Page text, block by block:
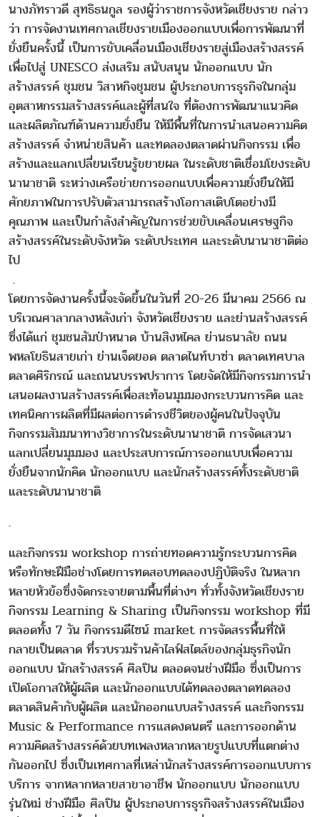
นางภัทราวดี สุทธิธนกูล รองผู้ว่าราชการจังหวัดเชียงราย กล่าว
ว่า การจัดงานเทศกาลเชียงรายเมืองออกแบบเพื่อการพัฒนาที่
ยั่งยืนครั้งนี้ เป็นการขับเคลื่อนเมืองเชียงรายสู่เมืองสร้างสรรค์
เพื่อไปสู่ UNESCO ส่งเสริม สนับสนุน นักออกแบบ นัก
สร้างสรรค์ ชุมชน วิสาหกิจชุมชน ผู้ประกอบการธุรกิจในกลุ่ม
อุตสาหกรรมสร้างสรรค์และผู้ที่สนใจ ที่ต้องการพัฒนาแนวคิด
และผลิตภัณฑ์ด้านความยั่งยืน ให้มีพื้นที่ในการนำเสนอความคิด
สร้างสรรค์ จำหน่ายสินค้า และทดลองตลาดผ่านกิจกรรม เพื่อ
สร้างและแลกเปลี่ยนเรียนรู้ขยายผล ในระดับชาติเชื่อมโยงระดับ
นานาชาติ ระหว่างเครือข่ายการออกแบบเพื่อความยั่งยืนให้มี
ศักยภาพในการปรับตัวสามารถสร้างโอกาสเติบโตอย่างมี
คุณภาพ และเป็นกำลังสำคัญในการช่วยขับเคลื่อนเศรษฐกิจ
สร้างสรรค์ในระดับจังหวัด ระดับประเทศ และระดับนานาชาติต่อ
ไป
.
โดยการจัดงานครั้งนี้จะจัดขึ้นในวันที่ 20-26 มีนาคม 2566 ณ
บริเวณศาลากลางหลังเก่า จังหวัดเชียงราย และย่านสร้างสรรค์
ซึ่งได้แก่ ชุมชนสัมป่าหนาด บ้านสิงหไคล ย่านธนาลัย ถนน
พหลโยธินสายเก่า ย่านเจ็ดยอด ตลาดไนท์บาซ่า ตลาดเทศบาล
ตลาดศิริกรณ์ และถนนบรรพปราการ โดยจัดให้มีกิจกรรมการนำ
เสนอผลงานสร้างสรรค์เพื่อสะท้อนมุมมองกระบวนการคิด และ
เทคนิคการผลิตที่มีผลต่อการดำรงชีวิตของผู้คนในปัจจุบัน
กิจกรรมสัมมนาทางวิชาการในระดับนานาชาติ การจัดเสวนา
แลกเปลี่ยนมุมมอง และประสบการณ์การออกแบบเพื่อความ
ยั่งยืนจากนักคิด นักออกแบบ และนักสร้างสรรค์ทั้งระดับชาติ
และระดับนานาชาติ
.
และกิจกรรม workshop การถ่ายทอดความรู้กระบวนการคิด
หรือทักษะฝีมือช่างโดยการทดสอบทดลองปฏิบัติจริง ในหลาก
หลายหัวข้อซึ่งจัดกระจายตามพื้นที่ต่างๆ ทั่วทั้งจังหวัดเชียงราย
กิจกรรม Learning & Sharing เป็นกิจกรรม workshop ที่มี
ตลอดทั้ง 7 วัน กิจกรรมดีไซน์ market การจัดสรรพื้นที่ให้
กลายเป็นตลาด ที่รวบรวมร้านค้าไลฟ์สไตล์ของกลุ่มธุรกิจนัก
ออกแบบ นักสร้างสรรค์ ศิลปิน ตลอดจนช่างฝีมือ ซึ่งเป็นการ
เปิดโอกาสให้ผู้ผลิต และนักออกแบบได้ทดลองตลาดทดลอง
ตลาดสินค้ากับผู้ผลิต และนักออกแบบสร้างสรรค์ และกิจกรรม
Music & Performance การแสดงดนตรี และการออกด้าน
ความคิดสร้างสรรค์ด้วยบทเพลงหลากหลายรูปแบบที่แตกต่าง
กันออกไป ซึ่งเป็นเทศกาลที่เหล่านักสร้างสรรค์การออกแบบการ
บริการ จากหลากหลายสาขาอาชีพ นักออกแบบ นักออกแบบ
รุ่นใหม่ ช่างฝีมือ ศิลปิน ผู้ประกอบการธุรกิจสร้างสรรค์ในเมือง